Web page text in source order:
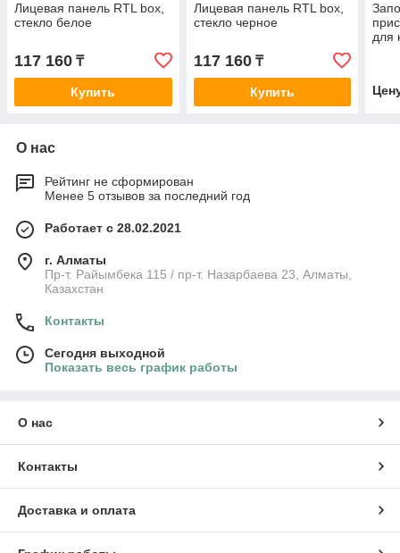
Лицевая панель RTL box,
стекло белое
117 160 ₸
Купить
Лицевая панель RTL box,
стекло черное
117 160₸
Купить
для
О нас
Рейтинг не сформирован
Менее 5 отзывов за последний год
Работает с 28.02.2021
г. Алматы
Пр-т. Райымбека 115 / пр-т. Назарбаева 23, Алматы,
Казахстан
Контакты
Сегодня выходной
Показать весь график работы
О нас
Контакты
Доставка и оплата